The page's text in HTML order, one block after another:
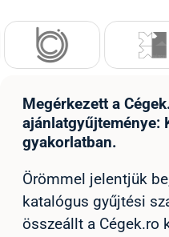
Megérkezett a
ajánlatgyűjteménye:
gyakorlatban.
Örömmel jelentjük
katalógus gyűjtési
összeállt a Cégek.ro